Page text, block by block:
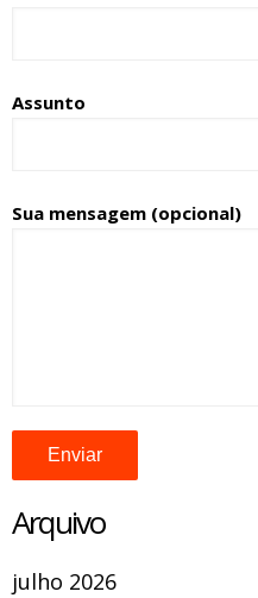
Assunto
Sua mensagem (opcional)
Arquivo
julho 2026